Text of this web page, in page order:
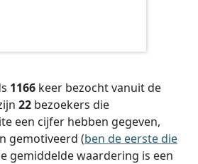
1166 keer bezocht vanuit de
22 bezoekers die
een cijfer hebben gegeven,
gemotiveerd (ben de eerste die
gemiddelde waardering is een